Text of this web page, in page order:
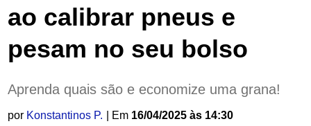
ao calibrar pneus e
pesam no seu bolso
Aprenda quais são e economize uma grana!
por Konstantinos P. | Em 16/04/2025 às 14:30